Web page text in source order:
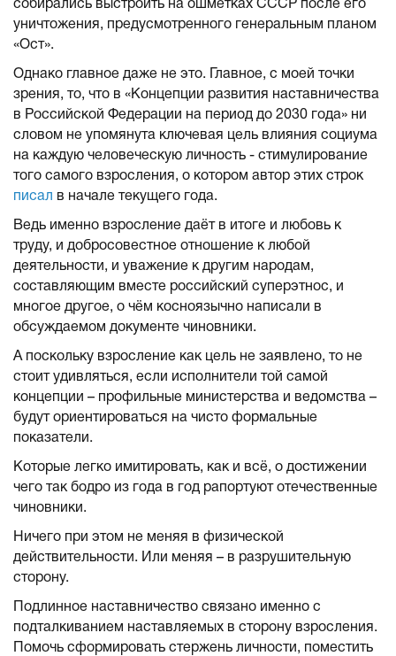
собирались выстроить на ошмётках СССР после его
уничтожения, предусмотренного генеральным планом
«Ост».
Однако главное даже не это. Главное, с моей точки
зрения, то, что в «Концепции развития наставничества
в Российской Федерации на период до 2030 года» ни
словом не упомянута ключевая цель влияния социума
на каждую человеческую личность - стимулирование
того самого взросления, о котором автор этих строк
писал в начале текущего года.
Ведь именно взросление даёт в итоге и любовь к
труду, и добросовестное отношение к любой
деятельности, и уважение к другим народам,
составляющим вместе российский суперэтнос, и
многое другое, о чём косноязычно написали в
обсуждаемом документе чиновники.
А поскольку взросление как цель не заявлено, то не
стоит удивляться, если исполнители той самой
концепции – профильные министерства и ведомства –
будут ориентироваться на чисто формальные
показатели.
Которые легко имитировать, как и всё, о достижении
чего так бодро из года в год рапортуют отечественные
чиновники.
Ничего при этом не меняя в физической
действительности. Или меняя – в разрушительную
сторону.
Подлинное наставничество связано именно с
подталкиванием наставляемых в сторону взросления.
Помочь сформировать стержень личности, поместить